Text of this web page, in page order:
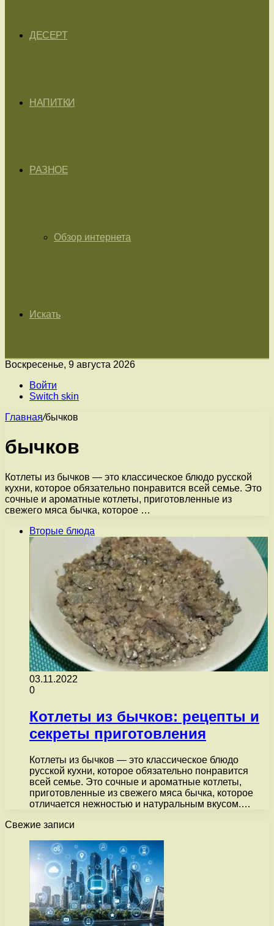
ДЕСЕРТ
НАПИТКИ
РАЗНОЕ
Обзор интернета
Искать
Воскресенье, 9 августа 2026
Войти
Switch skin
Главная/бычков
бычков
Котлеты из бычков — это классическое блюдо русской
кухни, которое обязательно понравится всей семье. Это
сочные и ароматные котлеты, приготовленные из
свежего мяса бычка, которое …
Вторые блюда
03.11.2022
0
Котлеты из бычков: рецепты и
секреты приготовления
Котлеты из бычков — это классическое блюдо
русской кухни, которое обязательно понравится
всей семье. Это сочные и ароматные котлеты,
приготовленные из свежего мяса бычка, которое
отличается нежностью и натуральным вкусом.…
Свежие записи